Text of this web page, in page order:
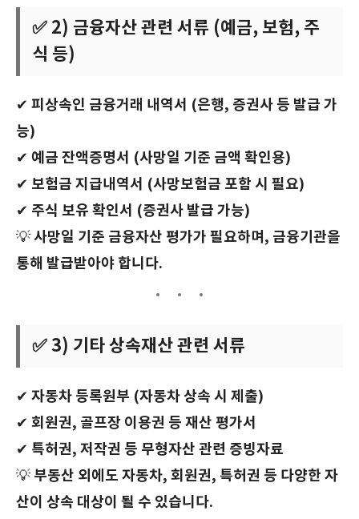
✅ 2) 금융자산 관련 서류 (예금, 보험, 주
식 등)
✔ 피상속인 금융거래 내역서 (은행, 증권사 등 발급 가
능)
✔ 예금 잔액증명서 (사망일 기준 금액 확인용)
✔ 보험금 지급내역서 (사망보험금 포함 시 필요)
✔ 주식 보유 확인서 (증권사 발급 가능)
💡사망일 기준 금융자산 평가가 필요하며, 금융기관을
통해 발급받아야 합니다.
✅ 3) 기타 상속재산 관련 서류
✔ 자동차 등록원부 (자동차 상속 시 제출)
✔ 회원권, 골프장 이용권 등 재산 평가서
✔ 특허권, 저작권 등 무형자산 관련 증빙자료
💡 부동산 외에도 자동차, 회원권, 특허권 등 다양한 자
산이 상속 대상이 될 수 있습니다.